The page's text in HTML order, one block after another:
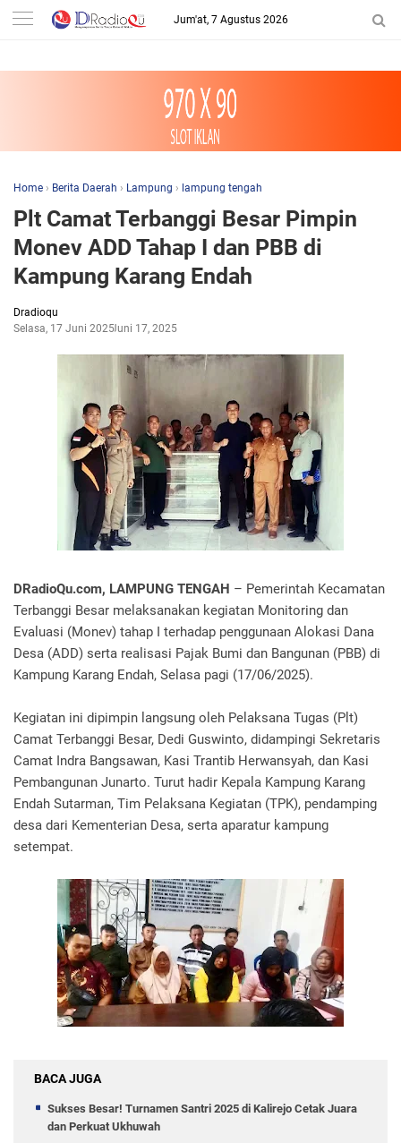
-->
Jum'at, 7 Agustus 2026
Home › Berita Daerah › Lampung › lampung tengah
Plt Camat Terbanggi Besar Pimpin
Monev ADD Tahap I dan PBB di
Kampung Karang Endah
Dradioqu
Selasa, 17 Juni 2025Juni 17, 2025
DRadioQu.com, LAMPUNG TENGAH – Pemerintah Kecamatan
Terbanggi Besar melaksanakan kegiatan Monitoring dan
Evaluasi (Monev) tahap I terhadap penggunaan Alokasi Dana
Desa (ADD) serta realisasi Pajak Bumi dan Bangunan (PBB) di
Kampung Karang Endah, Selasa pagi (17/06/2025).
Kegiatan ini dipimpin langsung oleh Pelaksana Tugas (Plt)
Camat Terbanggi Besar, Dedi Guswinto, didampingi Sekretaris
Camat Indra Bangsawan, Kasi Trantib Herwansyah, dan Kasi
Pembangunan Junarto. Turut hadir Kepala Kampung Karang
Endah Sutarman, Tim Pelaksana Kegiatan (TPK), pendamping
desa dari Kementerian Desa, serta aparatur kampung
setempat.
BACA JUGA
Sukses Besar! Turnamen Santri 2025 di Kalirejo Cetak Juara
dan Perkuat Ukhuwah